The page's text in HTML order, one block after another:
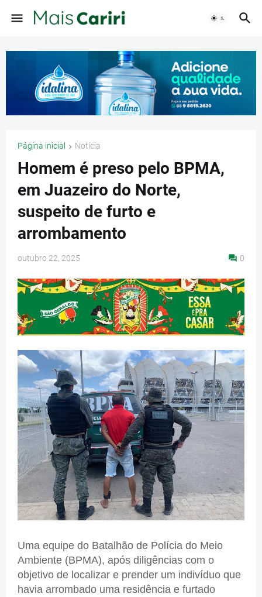
Página inicial Notícia
Homem é preso pelo BPMA,
em Juazeiro do Norte,
suspeito de furto e
arrombamento
outubro 22, 2025 0
Uma equipe do Batalhão de Polícia do Meio
Ambiente (BPMA), após diligências com o
objetivo de localizar e prender um indivíduo que
havia arrombado uma residência e furtado